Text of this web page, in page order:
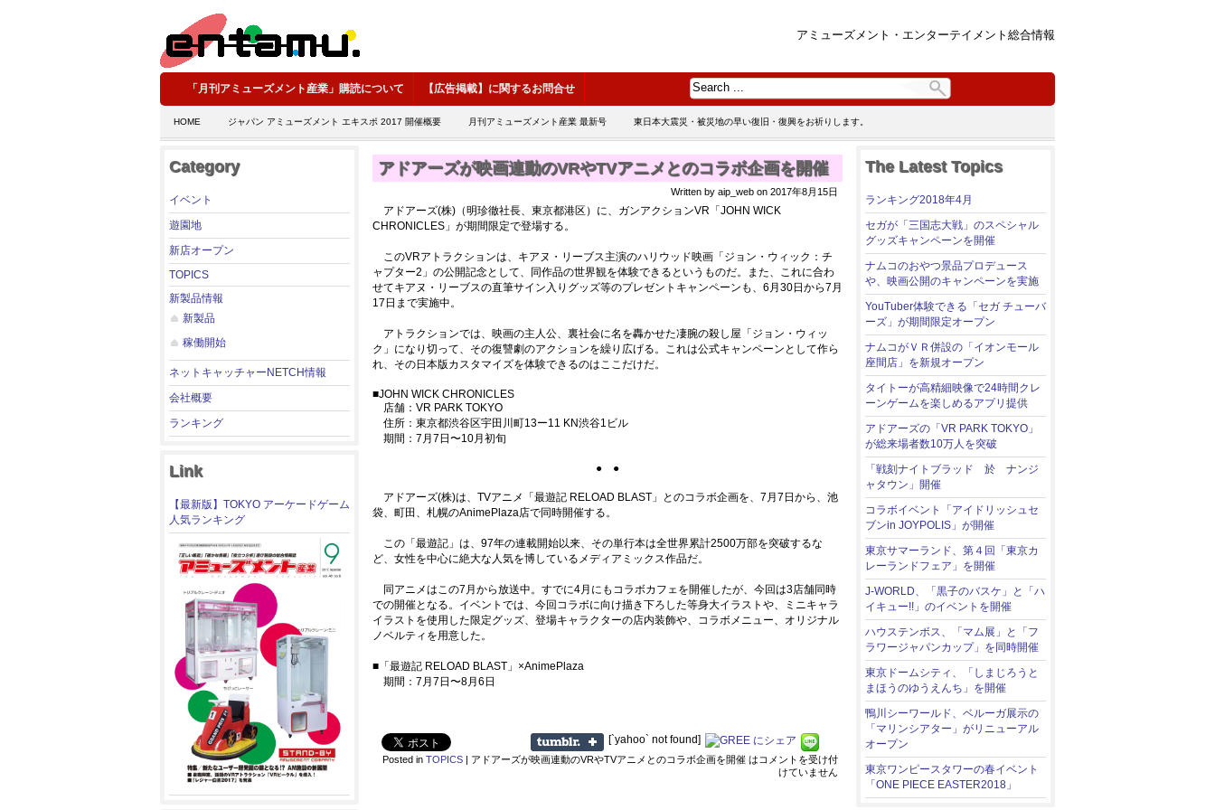
アミューズメント・エンターテイメント総合情報
「月刊アミューズメント産業」購読について 【広告掲載】に関するお問合せ
HOME ジャパン アミューズメント エキスポ 2017 開催概要 月刊アミューズメント産業 最新号 東日本大震災・被災地の早い復旧・復興をお祈りします。
Category
イベント
遊園地
新店オープン
TOPICS
新製品情報
新製品
稼働開始
ネットキャッチャーNETCH情報
会社概要
ランキング
Link
【最新版】TOKYO アーケードゲーム
人気ランキング
アドアーズが映画連動のVRやTVアニメとのコラボ企画を開催
Written by aip_web on 2017年8月15日
アドアーズ(株)（明珍徹社長、東京都港区）に、ガンアクションVR「JOHN WICK
CHRONICLES」が期間限定で登場する。
このVRアトラクションは、キアヌ・リーブス主演のハリウッド映画「ジョン・ウィック：チ
ャプター2」の公開記念として、同作品の世界観を体験できるというものだ。また、これに合わ
せてキアヌ・リーブスの直筆サイン入りグッズ等のプレゼントキャンペーンも、6月30日から7月
17日まで実施中。
アトラクションでは、映画の主人公、裏社会に名を轟かせた凄腕の殺し屋「ジョン・ウィッ
ク」になり切って、その復讐劇のアクションを繰り広げる。これは公式キャンペーンとして作ら
れ、その日本版カスタマイズを体験できるのはここだけだ。
■JOHN WICK CHRONICLES
店舗：VR PARK TOKYO
住所：東京都渋谷区宇田川町13ー11 KN渋谷1ビル
期間：7月7日〜10月初旬
● ●
アドアーズ(株)は、TVアニメ「最遊記 RELOAD BLAST」とのコラボ企画を、7月7日から、池
袋、町田、札幌のAnimePlaza店で同時開催する。
この「最遊記」は、97年の連載開始以来、その単行本は全世界累計2500万部を突破するな
ど、女性を中心に絶大な人気を博しているメディアミックス作品だ。
同アニメはこの7月から放送中。すでに4月にもコラボカフェを開催したが、今回は3店舗同時
での開催となる。イベントでは、今回コラボに向け描き下ろした等身大イラストや、ミニキャラ
イラストを使用した限定グッズ、登場キャラクターの店内装飾や、コラボメニュー、オリジナル
ノベルティを用意した。
■「最遊記 RELOAD BLAST」×AnimePlaza
期間：7月7日〜8月6日
[`yahoo` not found]
Posted in TOPICS| アドアーズが映画連動のVRやTVアニメとのコラボ企画を開催 は コメントを受け付
けていません
The Latest Topics
ランキング2018年4月
セガが「三国志大戦」のスペシャル
グッズキャンペーンを開催
ナムコのおやつ景品プロデュース
や、映画公開のキャンペーンを実施
YouTuber体験できる「セガ チューバ
ーズ」が期間限定オープン
ナムコがＶＲ併設の「イオンモール
座間店」を新規オープン
タイトーが高精細映像で24時間クレ
ーンゲームを楽しめるアプリ提供
アドアーズの「VR PARK TOKYO」
が総来場者数10万人を突破
「戦刻ナイトブラッド 於 ナンジ
ャタウン」開催
コラボイベント「アイドリッシュセ
ブンin JOYPOLIS」が開催
東京サマーランド、第４回「東京カ
レーランドフェア」を開催
J-WORLD、「黒子のバスケ」と「ハ
イキュー!!」のイベントを開催
ハウステンボス、「マム展」と「フ
ラワージャパンカップ」を同時開催
東京ドームシティ、「しまじろうと
まほうのゆうえんち」を開催
鴨川シーワールド、ベルーガ展示の
「マリンシアター」がリニューアル
オープン
東京ワンピースタワーの春イベント
「ONE PIECE EASTER2018」